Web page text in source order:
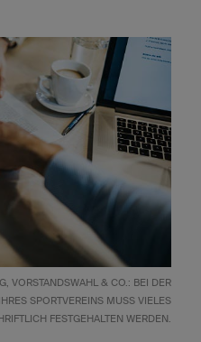
VORSTANDSWAHL & CO.: BEI DER
SPORTVEREINS MUSS VIELES
FESTGEHALTEN WERDEN.